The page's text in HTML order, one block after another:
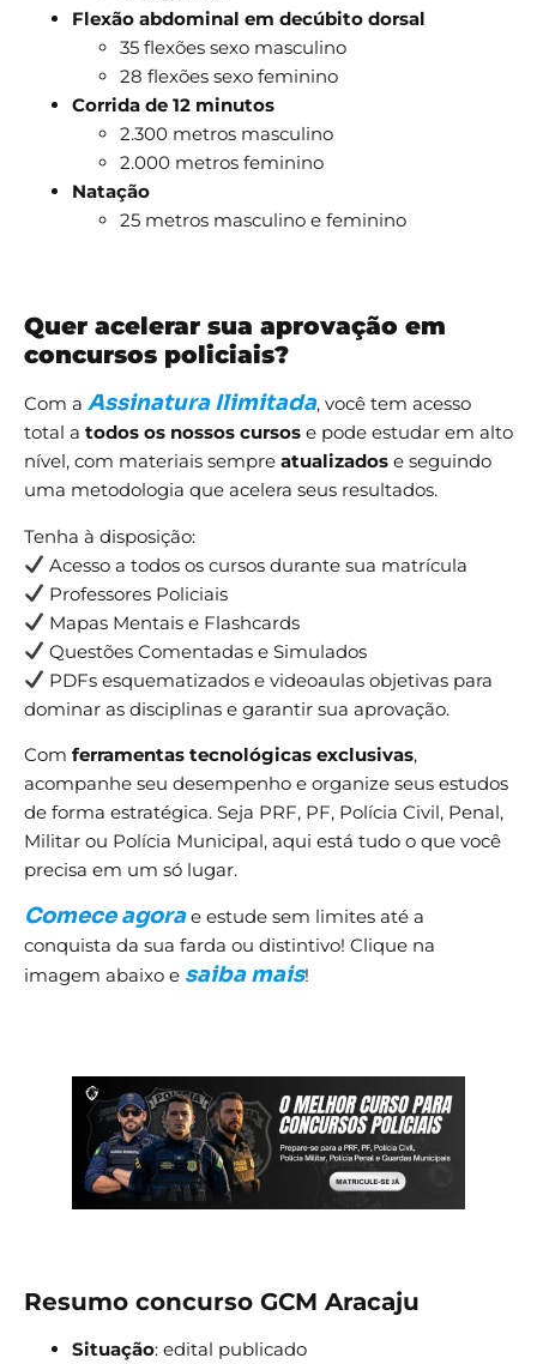
Flexão abdominal em decúbito dorsal
35 flexões sexo masculino
28 flexões sexo feminino
Corrida de 12 minutos
2.300 metros masculino
2.000 metros feminino
Natação
25 metros masculino e feminino
Quer acelerar sua aprovação em
concursos policiais?
Com a Assinatura Ilimitada, você tem acesso
total a todos os nossos cursos e pode estudar em alto
nível, com materiais sempre atualizados e seguindo
uma metodologia que acelera seus resultados.
Tenha à disposição:
Acesso a todos os cursos durante sua matrícula
Professores Policiais
Mapas Mentais e Flashcards
Questões Comentadas e Simulados
PDFs esquematizados e videoaulas objetivas para
dominar as disciplinas e garantir sua aprovação.
Com ferramentas tecnológicas exclusivas,
acompanhe seu desempenho e organize seus estudos
de forma estratégica. Seja PRF, PF, Polícia Civil, Penal,
Militar ou Polícia Municipal, aqui está tudo o que você
precisa em um só lugar.
Comece agorae estude sem limites até a
conquista da sua farda ou distintivo! Clique na
imagem abaixo e saiba mais!
Resumo concurso GCM Aracaju
Situação: edital publicado